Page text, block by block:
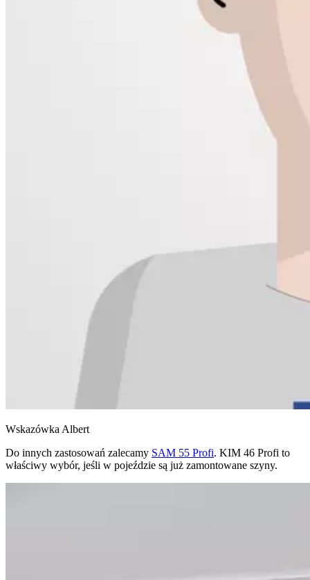
Wskazówka Albert
Do innych zastosowań zalecamy SAM 55 Profi. KIM 46 Profi to
właściwy wybór, jeśli w pojeździe są już zamontowane szyny.